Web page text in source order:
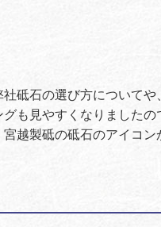
砥石の選び方についてや
も見やすくなりましたの
越製砥の砥石のアイコン